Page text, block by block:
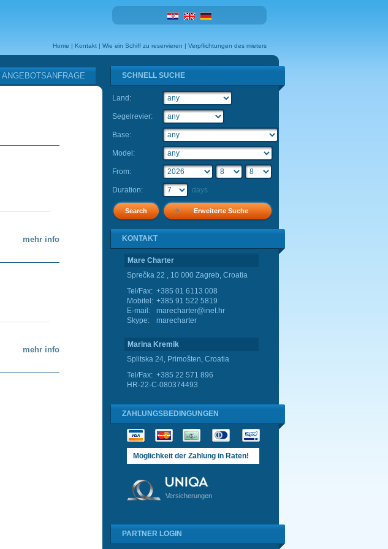
Home | Kontakt | Wie ein Schiff zu reservieren | Verpflichtungen des mieters
ANGEBOTSANFRAGE
mehr info
mehr info
SCHNELL SUCHE
Land:
Segelrevier:
Base:
Model:
From:
Duration: days
Flexibilität:
Erweiterte Suche
KONTAKT
KONTAKT
Mare Charter
Sprečka 22 , 10 000 Zagreb, Croatia
Tel/Fax: +385 01 6113 008
Mobitel: +385 91 522 5819
E-mail:
marecharter@inet.hr
Skype:
marecharter
Marina Kremik
Splitska 24, Primošten, Croatia
Tel/Fax: +385 22 571 896
HR-22-C-080374493
ZAHLUNGSBEDINGUNGEN
Möglichkeit der Zahlung in Raten!
Versicherungen
PARTNER LOGIN